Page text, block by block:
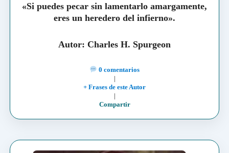
«Si puedes pecar sin lamentarlo amargamente,
eres un heredero del infierno».
Autor: Charles H. Spurgeon
0 comentarios
|
+ Frases de este Autor
|
Compartir